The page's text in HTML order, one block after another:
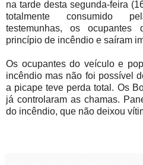
na tarde desta segunda-feira
totalmente consumido
testemunhas, os ocupantes
princípio de incêndio e saíram
Os ocupantes do veículo e
incêndio mas não foi possível
a picape teve perda total. Os
já controlaram as chamas.
do incêndio, que não deixou